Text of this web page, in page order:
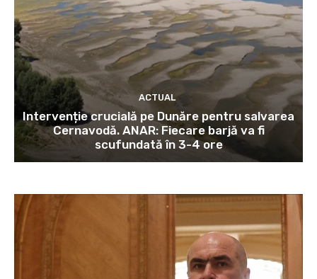
ACTUAL
Intervenție crucială pe Dunăre pentru salvarea
Cernavodă. ANAR: Fiecare barjă va fi
scufundată în 3-4 ore